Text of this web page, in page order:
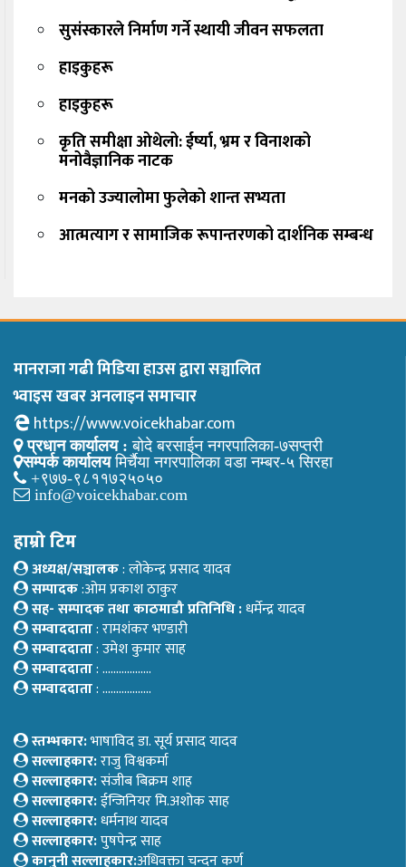
सुसंस्कारले निर्माण गर्ने स्थायी जीवन सफलता
हाइकुहरू
हाइकुहरू
कृति समीक्षा ओथेलो: ईर्ष्या, भ्रम र विनाशको
मनोवैज्ञानिक नाटक
मनको उज्यालोमा फुलेको शान्त सभ्यता
आत्मत्याग र सामाजिक रूपान्तरणको दार्शनिक सम्बन्ध
मानराजा गढी मिडिया हाउस द्वारा सञ्चालित
भ्वाइस खबर अनलाइन समाचार
https://www.voicekhabar.com
प्रधान कार्यालय : बोदे बरसाईन नगरपालिका-७सप्तरी
सम्पर्क कार्यालयमिर्चैया नगरपालिका वडा नम्बर-५ सिरहा
+९७७-९८११७२५०५०
info@voicekhabar.com
हाम्रो टिम
अध्यक्ष/सञ्चालक: लोकेन्द्र प्रसाद यादव
सम्पादक:ओम प्रकाश ठाकुर
सह- सम्पादक तथा काठमाडौ प्रतिनिधि :धर्मेन्द्र यादव
सम्वाददाता: रामशंकर भण्डारी
सम्वाददाता: उमेश कुमार साह
सम्वाददाता: ………………
सम्वाददाता: ………………
स्तम्भकार:भाषाविद डा. सूर्य प्रसाद यादव
सल्लाहकार:राजु विश्वकर्मा
सल्लाहकार:संजीब बिक्रम शाह
सल्लाहकार:ईन्जिनियर मि.अशोक साह
सल्लाहकार:धर्मनाथ यादव
सल्लाहकार:पुषपेन्द्र साह
कानुनी सल्लाहकार:अधिवक्ता चन्दन कर्ण